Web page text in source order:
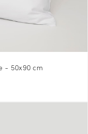
- 50x90 cm